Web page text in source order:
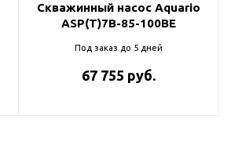
Скважинный насос Aquario
ASP(T)7B-85-100BE
Под заказ до 5 дней
67 755 руб.